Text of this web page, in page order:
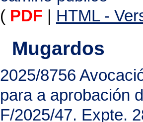
( PDF HTML -
Mugardos
2025/8756
para a aprobación
F/2025/47. Expte.